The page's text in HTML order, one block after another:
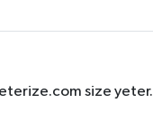
size yeter.